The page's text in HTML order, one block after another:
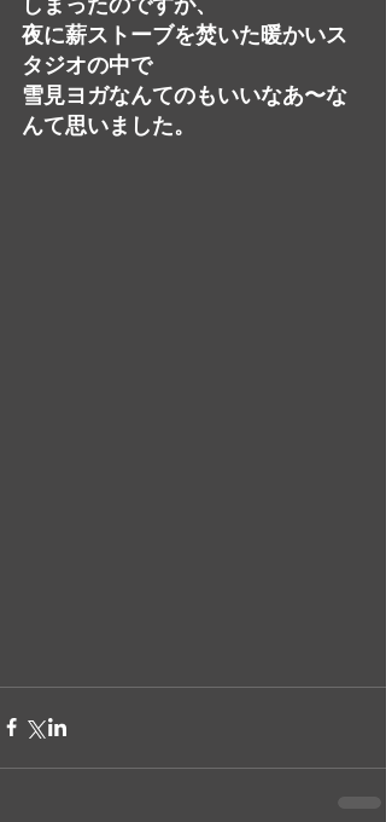
しまったのですが、
夜に薪ストーブを焚いた暖かいス
タジオの中で
雪見ヨガなんてのもいいなあ〜な
んて思いました。